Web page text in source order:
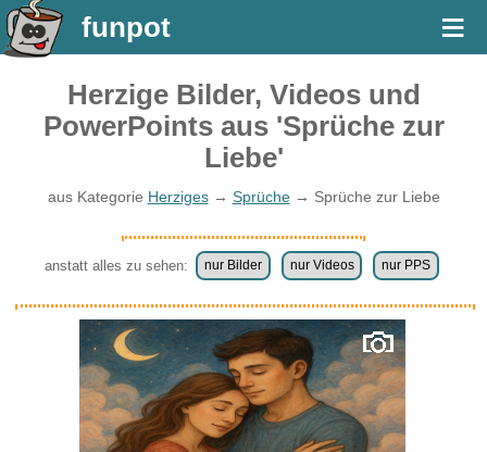
funpot ≡
Herzige Bilder, Videos und
PowerPoints aus 'Sprüche zur
Liebe'
aus Kategorie Herziges→ Sprüche→ Sprüche zur Liebe
anstatt alles zu sehen: nur Bilder nur Videos nur PPS